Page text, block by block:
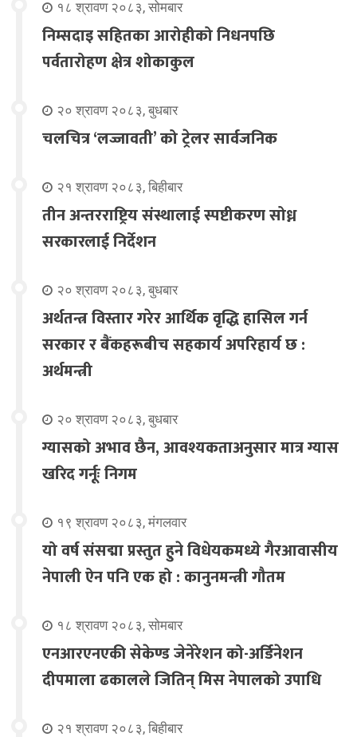
१८ श्रावण २०८३, सोमबार
निम्सदाइ सहितका आरोहीको निधनपछि
पर्वतारोहण क्षेत्र शोकाकुल
२० श्रावण २०८३, बुधबार
चलचित्र ‘लज्जावती’ को ट्रेलर सार्वजनिक
२१ श्रावण २०८३, बिहीबार
तीन अन्तरराष्ट्रिय संस्थालाई स्पष्टीकरण सोध्न
सरकारलाई निर्देशन
२० श्रावण २०८३, बुधबार
अर्थतन्त्र विस्तार गरेर आर्थिक वृद्धि हासिल गर्न
सरकार र बैंकहरूबीच सहकार्य अपरिहार्य छ :
अर्थमन्त्री
२० श्रावण २०८३, बुधबार
ग्यासको अभाव छैन, आवश्यकताअनुसार मात्र ग्यास
खरिद गर्नूः निगम
१९ श्रावण २०८३, मंगलवार
यो वर्ष संसद्मा प्रस्तुत हुने विधेयकमध्ये गैरआवासीय
नेपाली ऐन पनि एक हो : कानुनमन्त्री गौतम
१८ श्रावण २०८३, सोमबार
एनआरएनएकी सेकेण्ड जेनेरेशन को-अर्डिनेशन
दीपमाला ढकालले जितिन् मिस नेपालको उपाधि
२१ श्रावण २०८३, बिहीबार